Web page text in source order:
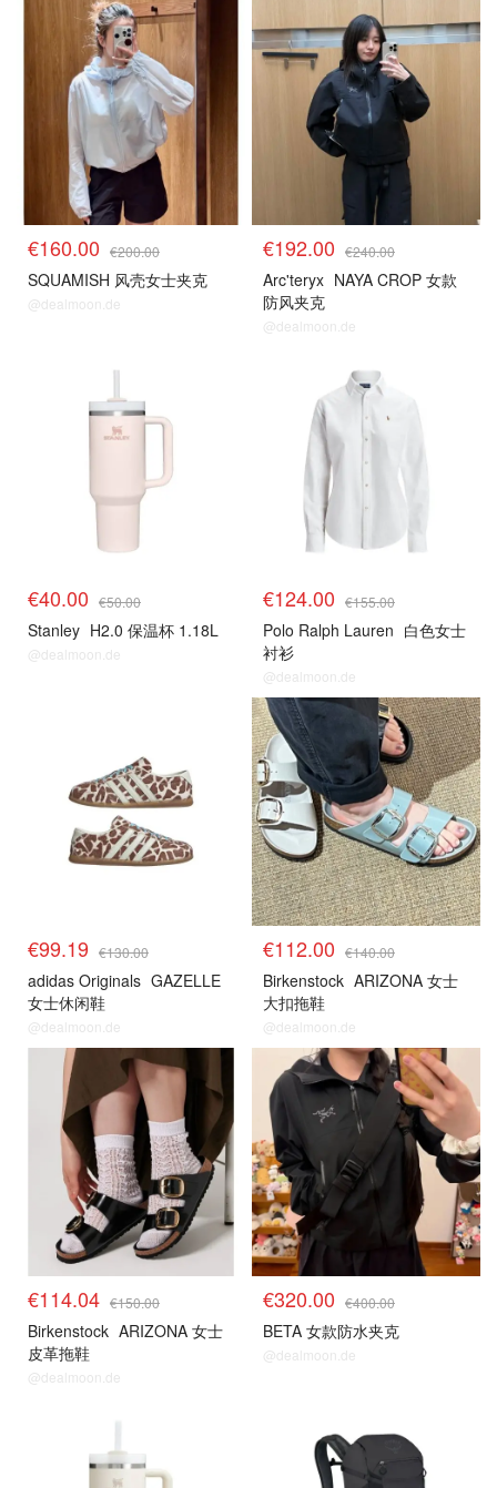
€160.00 €200.00
SQUAMISH 风壳女士夹克
@dealmoon.de
€192.00 €240.00
Arc'teryx NAYA CROP 女款
防风夹克
@dealmoon.de
€40.00 €50.00
Stanley H2.0 保温杯 1.18L
@dealmoon.de
€124.00 €155.00
Polo Ralph Lauren 白色女士
衬衫
@dealmoon.de
€99.19 €130.00
adidas Originals GAZELLE
女士休闲鞋
@dealmoon.de
€112.00 €140.00
Birkenstock ARIZONA 女士
大扣拖鞋
@dealmoon.de
€114.04 €150.00
Birkenstock ARIZONA 女士
皮革拖鞋
@dealmoon.de
€320.00 €400.00
BETA 女款防水夹克
@dealmoon.de